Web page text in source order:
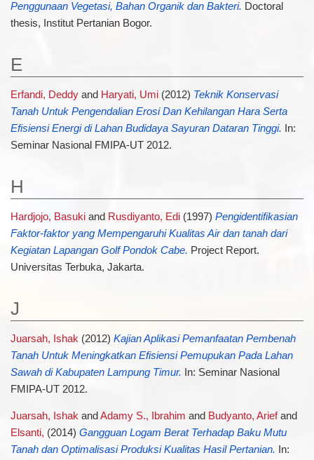
Penggunaan Vegetasi, Bahan Organik dan Bakteri. Doctoral
thesis, Institut Pertanian Bogor.
E
Erfandi, Deddyand Haryati, Umi(2012) Teknik Konservasi
Tanah Untuk Pengendalian Erosi Dan Kehilangan Hara Serta
Efisiensi Energi di Lahan Budidaya Sayuran Dataran Tinggi. In:
Seminar Nasional FMIPA-UT 2012.
H
Hardjojo, Basukiand Rusdiyanto, Edi(1997) Pengidentifikasian
Faktor-faktor yang Mempengaruhi Kualitas Air dan tanah dari
Kegiatan Lapangan Golf Pondok Cabe. Project Report.
Universitas Terbuka, Jakarta.
J
Juarsah, Ishak (2012) Kajian Aplikasi Pemanfaatan Pembenah
Tanah Untuk Meningkatkan Efisiensi Pemupukan Pada Lahan
Sawah di Kabupaten Lampung Timur. In: Seminar Nasional
FMIPA-UT 2012.
Juarsah, Ishak and Adamy S., Ibrahim and Budyanto, Ariefand
Elsanti, (2014) Gangguan Logam Berat Terhadap Baku Mutu
Tanah dan Optimalisasi Produksi Kualitas Hasil Pertanian. In: